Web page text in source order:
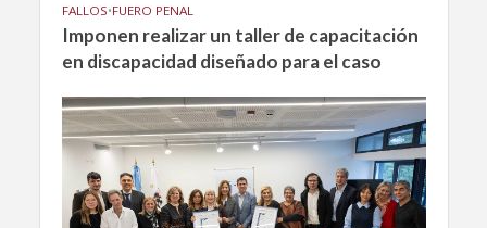
FALLOS•FUERO PENAL
Imponen realizar un taller de capacitación
en discapacidad diseñado para el caso